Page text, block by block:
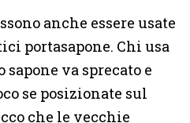
anche essere usate
portasapone. Chi usa
sapone va sprecato e
se posizionate sul
che le vecchie